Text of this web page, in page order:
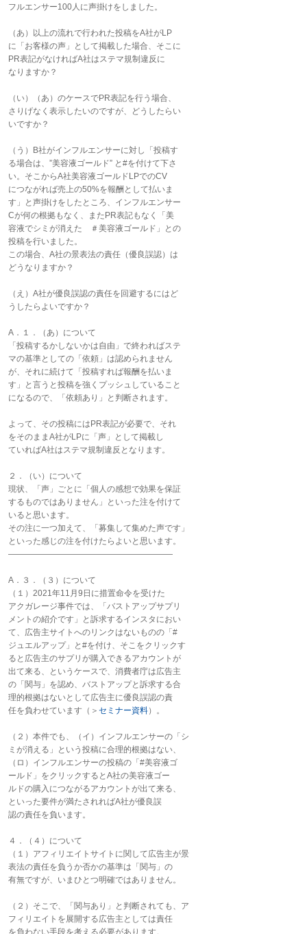
フルエンサー100人に声掛けをしました。
（あ）以上の流れで行われた投稿をA社がLP
に「お客様の声」として掲載した場合、そこに
PR表記がなければA社はステマ規制違反に
なりますか？
（い）（あ）のケースでPR表記を行う場合、
さりげなく表示したいのですが、どうしたらい
いですか？
（う）B社がインフルエンサーに対し「投稿す
る場合は、”美容液ゴールド” と#を付けて下さ
い。そこからA社美容液ゴールドLPでのCV
につながれば売上の50%を報酬として払いま
す」と声掛けをしたところ、インフルエンサー
Cが何の根拠もなく、またPR表記もなく「美
容液でシミが消えた ＃美容液ゴールド」との
投稿を行いました。
この場合、A社の景表法の責任（優良誤認）は
どうなりますか？
（え）A社が優良誤認の責任を回避するにはど
うしたらよいですか？
A．１．（あ）について
「投稿するかしないかは自由」で終わればステ
マの基準としての「依頼」は認められません
が、それに続けて「投稿すれば報酬を払いま
す」と言うと投稿を強くプッシュしていること
になるので、「依頼あり」と判断されます。
よって、その投稿にはPR表記が必要で、それ
をそのままA社がLPに「声」として掲載し
ていればA社はステマ規制違反となります。
２．（い）について
現状、「声」ごとに「個人の感想で効果を保証
するものではありません」といった注を付けて
いると思います。
その注に一つ加えて、「募集して集めた声です」
といった感じの注を付けたらよいと思います。
――――――――――――――――――――
A．３．（３）について
（１）2021年11月9日に措置命令を受けた
アクガレージ事件では、「バストアップサプリ
メントの紹介です」と訴求するインスタにおい
て、広告主サイトへのリンクはないものの「#
ジュエルアップ」と#を付け、そこをクリックす
ると広告主のサプリが購入できるアカウントが
出て来る、というケースで、消費者庁は広告主
の「関与」を認め、バストアップと訴求する合
理的根拠はないとして広告主に優良誤認の責
任を負わせています（＞ セミナー資料）。
（２）本件でも、（イ）インフルエンサーの「シ
ミが消える」という投稿に合理的根拠はない、
（ロ）インフルエンサーの投稿の「#美容液ゴ
ールド」をクリックするとA社の美容液ゴー
ルドの購入につながるアカウントが出て来る、
といった要件が満たされればA社が優良誤
認の責任を負います。
４．（４）について
（１）アフィリエイトサイトに関して広告主が景
表法の責任を負うか否かの基準は「関与」の
有無ですが、いまひとつ明確ではありません。
（２）そこで、「関与あり」と判断されても、ア
フィリエイトを展開する広告主としては責任